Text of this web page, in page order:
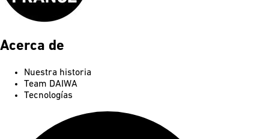
Acerca de
Nuestra historia
Team DAIWA
Tecnologías